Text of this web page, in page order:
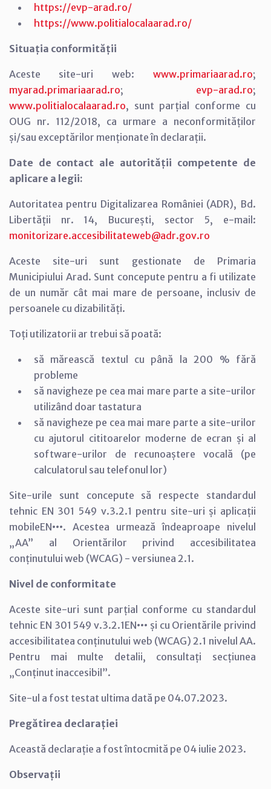
https://evp-arad.ro/
https://www.politialocalaarad.ro/
Situația conformității
Aceste site-uri web: www.primariaarad.ro;
myarad.primariaarad.ro; evp-arad.ro;
www.politialocalaarad.ro, sunt parțial conforme cu
OUG nr. 112/2018, ca urmare a neconformităților
și/sau exceptărilor menționate în declarații.
Date de contact ale autorității competente de
aplicare a legii:
Autoritatea pentru Digitalizarea României (ADR), Bd.
Libertății nr. 14, București, sector 5, e-mail:
monitorizare.accesibilitateweb@adr.gov.ro
Aceste site-uri sunt gestionate de Primaria
Municipiului Arad. Sunt concepute pentru a fi utilizate
de un număr cât mai mare de persoane, inclusiv de
persoanele cu dizabilități.
Toți utilizatorii ar trebui să poată:
să mărească textul cu până la 200 % fără
probleme
să navigheze pe cea mai mare parte a site-urilor
utilizând doar tastatura
să navigheze pe cea mai mare parte a site-urilor
cu ajutorul cititoarelor moderne de ecran și al
software-urilor de recunoaștere vocală (pe
calculatorul sau telefonul lor)
Site-urile sunt concepute să respecte standardul
tehnic EN 301 549 v.3.2.1 pentru site-uri și aplicații
mobileEN•••. Acestea urmează îndeaproape nivelul
„AA” al Orientărilor privind accesibilitatea
conținutului web (WCAG) - versiunea 2.1.
Nivel de conformitate
Aceste site-uri sunt parțial conforme cu standardul
tehnic EN 301 549 v.3.2.1EN••• și cu Orientările privind
accesibilitatea conținutului web (WCAG) 2.1 nivelul AA.
Pentru mai multe detalii, consultați secțiunea
„Conținut inaccesibil”.
Site-ul a fost testat ultima dată pe 04.07.2023.
Pregătirea declarației
Această declarație a fost întocmită pe 04 iulie 2023.
Observații